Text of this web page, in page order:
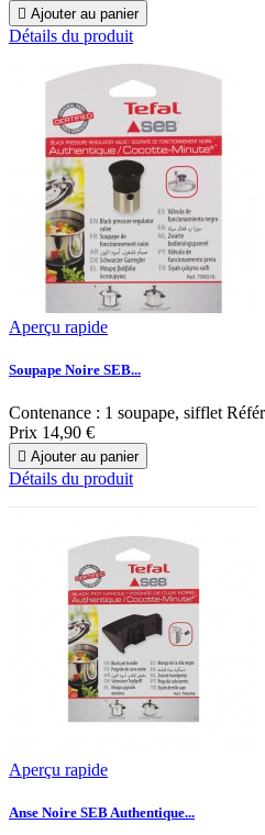
 Ajouter au panier
Détails du produit
Aperçu rapide
Soupape Noire SEB...
Contenance : 1 soupape, sifflet
Prix 14,90 €
 Ajouter au panier
Détails du produit
Aperçu rapide
Anse Noire SEB Authentique...